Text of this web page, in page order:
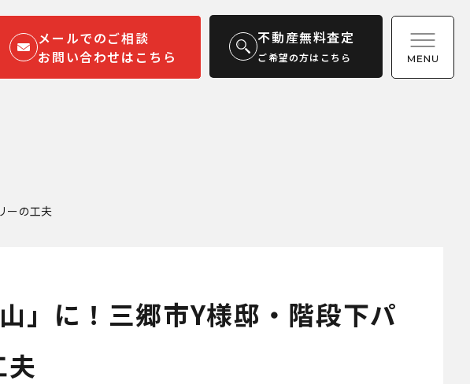
メールでのご相談
お問い合わせはこちら
不動産無料査定
ご希望の方はこちら
ーの工夫
」に！三郷市Y様邸・階段下パ
夫